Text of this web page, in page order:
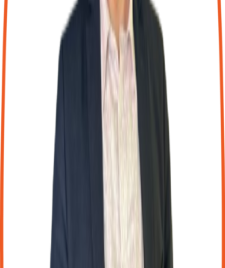
d'Entreprise avantageux
de réductions et d'offres négociées sur les loisirs, les
la culture et bien plus encore grâce à notre comité
partenaire, accessible à tous les clients du réseau.
Outils digitaux inclus
Des applications modernes pour gérer votre activité en toute
autonomie, directement intégrées à votre comptabilité.
Frais kilométriques
GED - Gestion documentaire
Centralisez, classez et partagez vos documents en toute sécurité